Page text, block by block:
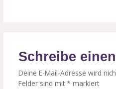
Schreibe
Deine E-Mail-Adresse wird
Felder sind mit * markiert